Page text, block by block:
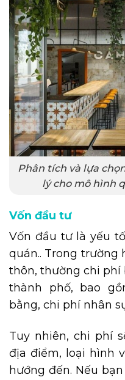
Phân tích và lựa
lý cho mô hình
Vốn đầu tư
Vốn đầu tư là yếu
quán.. Trong trường
thôn, thường chi phí
thành phố, bao
bằng, chi phí nhân
Tuy nhiên, chi phí
địa điểm, loại hình
hướng đến. Nếu